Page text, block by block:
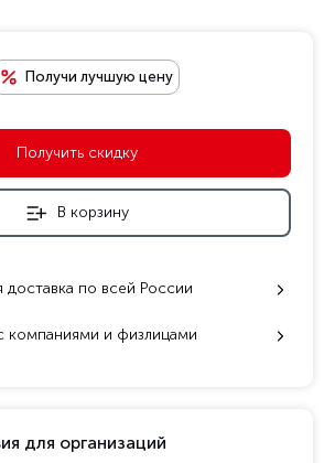
Получи лучшую цену
Получить скидку
В корзину
доставка по всей России
компаниями и физлицами
для организаций